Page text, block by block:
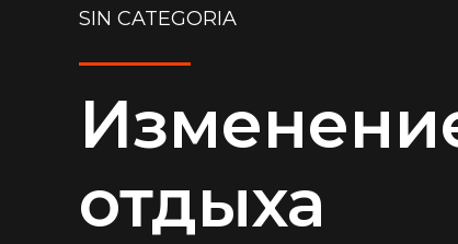
SIN CATEGORIA
отдыха